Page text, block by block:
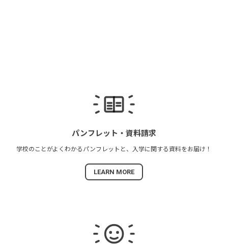
パンフレット・ 資料請求
学校のことがよくわかる パンフレットと、 入学に関する資料をお届け！
LEARN MORE